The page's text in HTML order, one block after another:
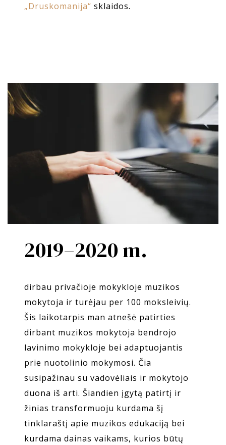
„Druskomanija“ sklaidos.
2019–2020 m.
dirbau privačioje mokykloje muzikos
mokytoja ir turėjau per 100 moksleivių.
Šis laikotarpis man atnešė patirties
dirbant muzikos mokytoja bendrojo
lavinimo mokykloje bei adaptuojantis
prie nuotolinio mokymosi. Čia
susipažinau su vadovėliais ir mokytojo
duona iš arti. Šiandien įgytą patirtį ir
žinias transformuoju kurdama šį
tinklaraštį apie muzikos edukaciją bei
kurdama dainas vaikams, kurios būtų